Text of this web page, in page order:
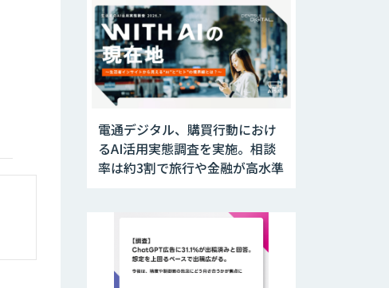
電通デジタル、購買行動におけ
るAI活用実態調査を実施。相談
率は約3割で旅行や金融が高水準